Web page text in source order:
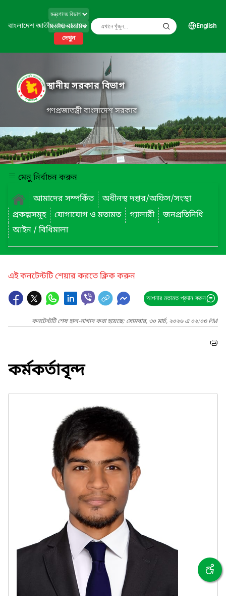
বাংলাদেশ জাতীয় তথ্য বাতায়ন
দেখুন
English
স্থানীয় সরকার বিভাগ
গণপ্রজাতন্ত্রী বাংলাদেশ সরকার
মেনু নির্বাচন করুন
আমাদের সম্পর্কিত
অধীনস্থ দপ্তর/অফিস/সংস্থা
প্রকল্পসমূহ
যোগাযোগ ও মতামত গ্যালারী
জনপ্রতিনিধি
আইন / বিধিমালা
এই কনটেন্টটি শেয়ার করতে ক্লিক করুন
আপনার মতামত প্রদান করুন
কনটেন্টটি শেষ হাল-নাগাদ করা হয়েছে: সোমবার, ৩০ মার্চ, ২০২৬ এ ০২:০৩ PM
কর্মকর্তাবৃন্দ